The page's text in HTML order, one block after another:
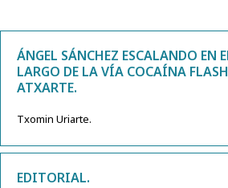
ÁNGEL SÁNCHEZ ESCALANDO EN
LARGO DE LA VÍA COCAÍNA
ATXARTE.
Txomin Uriarte.
EDITORIAL.